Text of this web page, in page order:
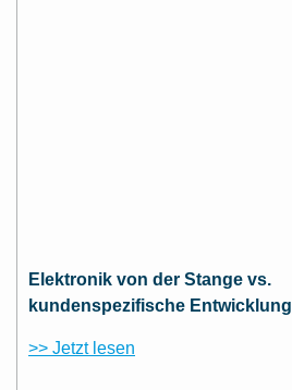
Elektronik von der Stange vs.
kundenspezifische Entwicklung
>> Jetzt lesen